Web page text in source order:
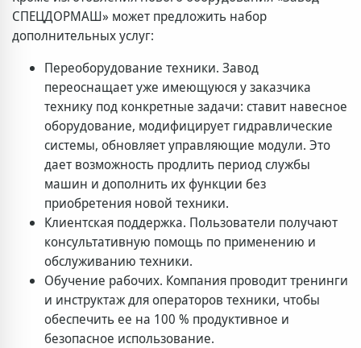
СПЕЦДОРМАШ» может предложить набор
дополнительных услуг:
Переоборудование техники. Завод
переоснащает уже имеющуюся у заказчика
технику под конкретные задачи: ставит навесное
оборудование, модифицирует гидравлические
системы, обновляет управляющие модули. Это
дает возможность продлить период службы
машин и дополнить их функции без
приобретения новой техники.
Клиентская поддержка. Пользователи получают
консультативную помощь по применению и
обслуживанию техники.
Обучение рабочих. Компания проводит тренинги
и инструктаж для операторов техники, чтобы
обеспечить ее на 100 % продуктивное и
безопасное использование.